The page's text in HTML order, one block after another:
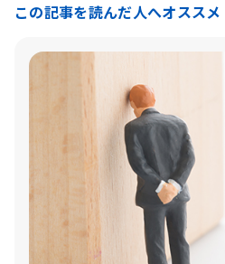
この記事を読んだ人へオススメ